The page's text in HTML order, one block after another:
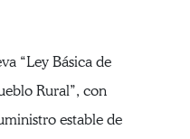
“Ley Básica de
Rural”, con
estable de